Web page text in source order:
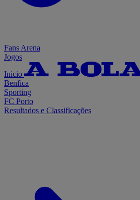
Fans Arena
Jogos
Início
Benfica
Sporting
FC Porto
Resultados e Classificações